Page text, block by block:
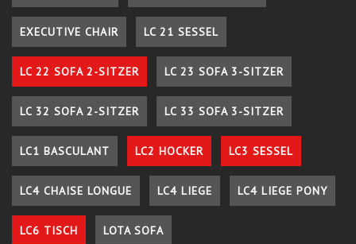
EXECUTIVE CHAIR LC 21 SESSEL
LC 22 SOFA 2-SITZER LC 23 SOFA 3-SITZER
LC 32 SOFA 2-SITZER LC 33 SOFA 3-SITZER
LC1 BASCULANT LC2 HOCKER LC3 SESSEL
LC4 CHAISE LONGUE LC4 LIEGE LC4 LIEGE PONY
LC6 TISCH LOTA SOFA